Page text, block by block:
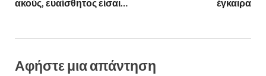
ακούς, ευαίσθητος είσαι…
έγκαιρα
Αφήστε μια απάντηση